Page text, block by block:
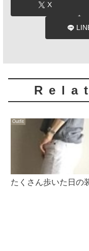
X
Outfit
たくさん歩いた日の